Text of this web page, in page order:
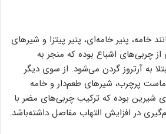
خامه، پنیر خامه‌ای، پنیر پیتزا و شیرهای
چربی‌های اشباع بوده که منجر به
به آرتروز گردن می‌شود. از سوی دیگر
ماست پرچرب، شیرهای طعم‌دار و خامه
شیرین بوده که ترکیب چربی‌های مضر با
در افزایش التهاب مفاصل داشته‌باشد.